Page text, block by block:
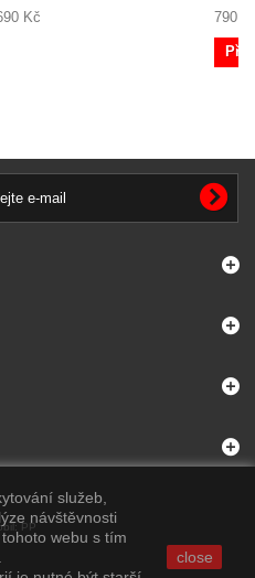
Kč 790
služeb,
návštěvnosti
webu s tím
close
PP